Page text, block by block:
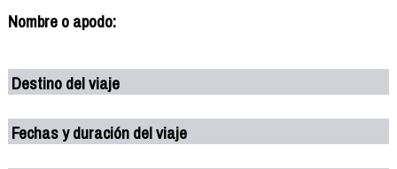
Nombre o apodo:
Destino del viaje
Fechas y duración del viaje